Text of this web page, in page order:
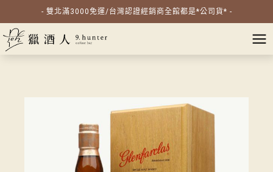
- 雙北滿3000免運/台灣認證經銷商全館都是*公司貨* -